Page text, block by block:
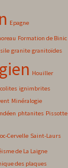
Epagne
Formation de Binic
granite granitoïdes
Houiller
ignimbrites
Minéralogie
phtanites Pissotte
Cervelle Saint-Laurs
de La Laigne
des plaques